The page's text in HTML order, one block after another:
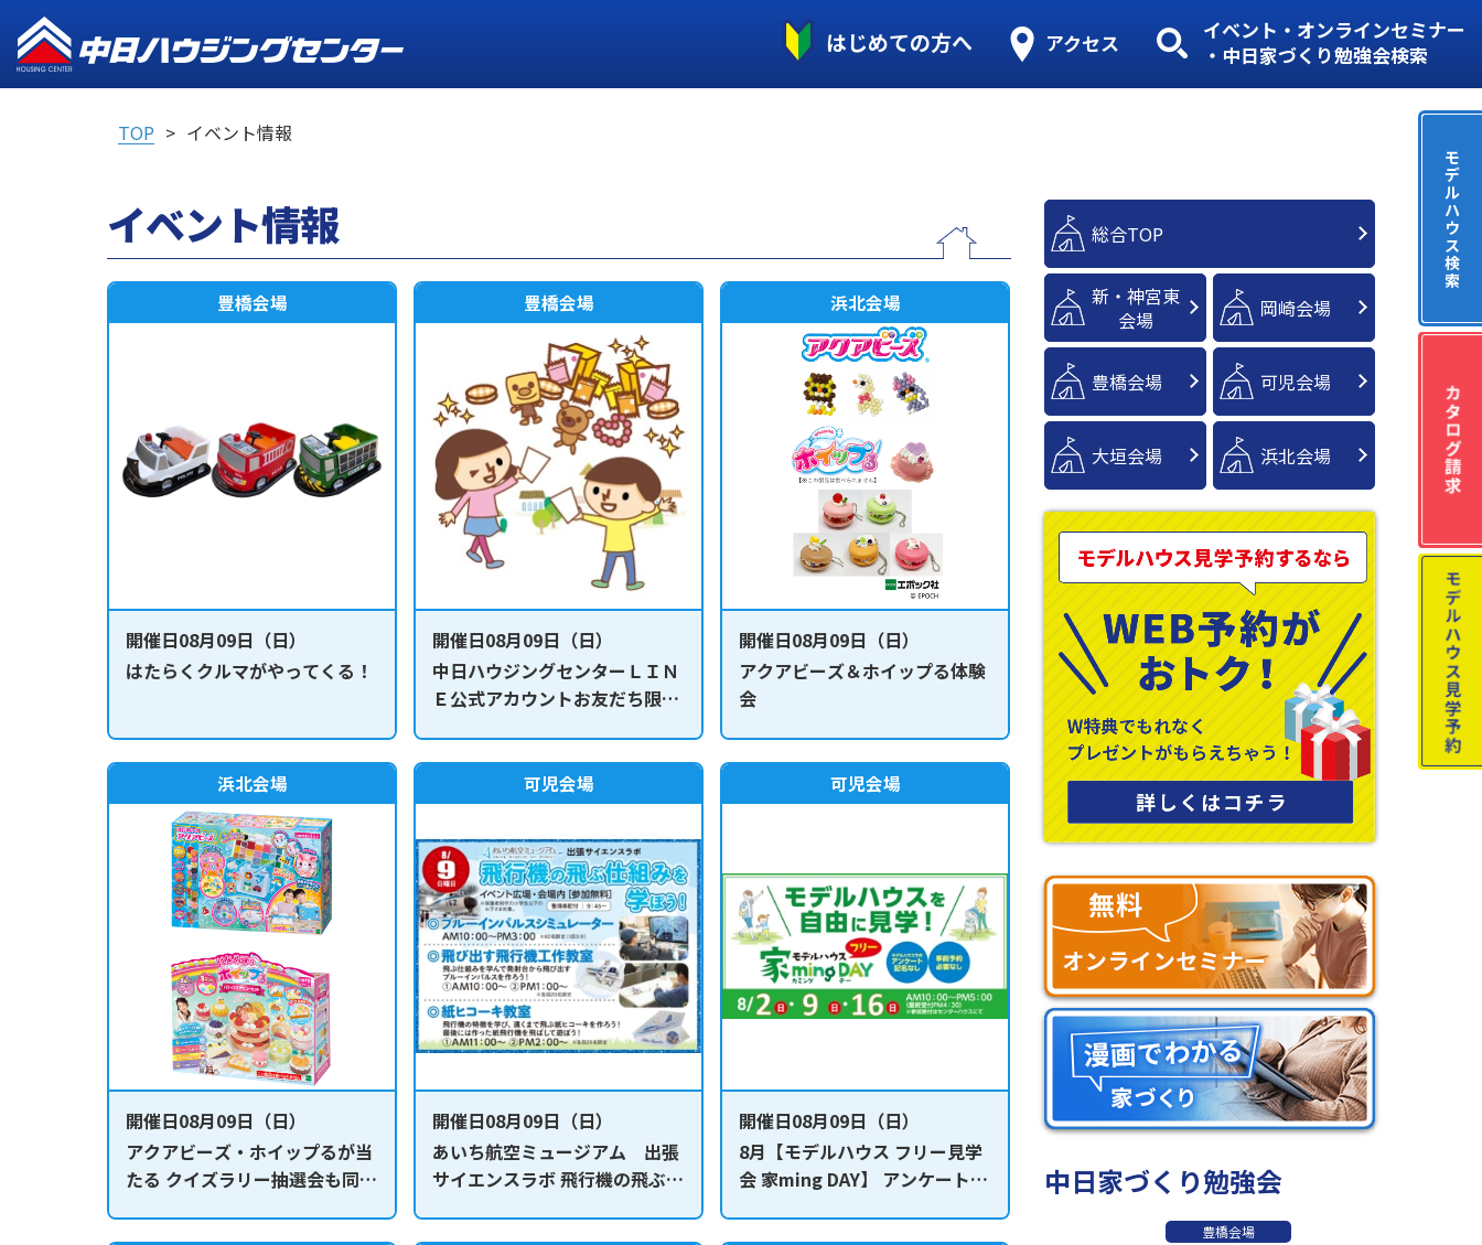
はじめての方へ アクセス
イベント・オンラインセミナー
・中日家づくり勉強会検索
TOP イベント情報
イベント情報
豊橋会場
開催日08月09日（日）
はたらくクルマがやってくる！
豊橋会場
開催日08月09日（日）
中日ハウジングセンターＬＩＮ
Ｅ公式アカウントお友だち限
浜北会場
開催日08月09日（日）
アクアビーズ＆ホイップる体験
会
浜北会場
開催日08月09日（日）
アクアビーズ・ホイップるが当
たる クイズラリー抽選会も同時
可児会場
開催日08月09日（日）
あいち航空ミュージアム 出張
サイエンスラボ 飛行機の飛ぶ仕
可児会場
開催日08月09日（日）
8月【モデルハウス フリー見学
会 家ming DAY】 アンケートな
総合TOP
新・神宮東
会場
岡崎会場
豊橋会場 可児会場
大垣会場 浜北会場
中日家づくり勉強会
豊橋会場
モ
デ
ル
ハ
ウ
ス
検
索